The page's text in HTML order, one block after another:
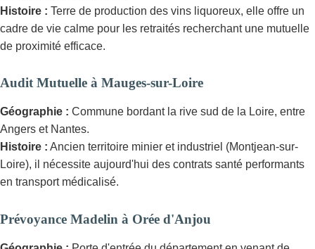
Histoire : Terre de production des vins liquoreux, elle offre un
cadre de vie calme pour les retraités recherchant une mutuelle
de proximité efficace.
Audit Mutuelle à Mauges-sur-Loire
Géographie : Commune bordant la rive sud de la Loire, entre
Angers et Nantes.
Histoire : Ancien territoire minier et industriel (Montjean-sur-
Loire), il nécessite aujourd'hui des contrats santé performants
en transport médicalisé.
Prévoyance Madelin à Orée d'Anjou